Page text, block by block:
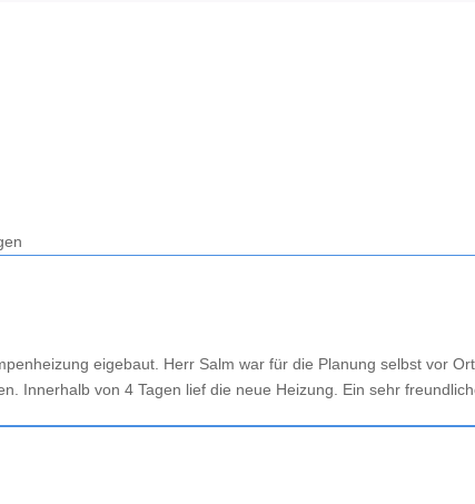
eigebaut. Herr Salm war für die Planung selbst vor
Innerhalb von 4 Tagen lief die neue Heizung. Ein sehr